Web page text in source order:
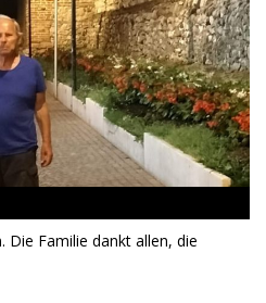
Die Familie dankt allen, die